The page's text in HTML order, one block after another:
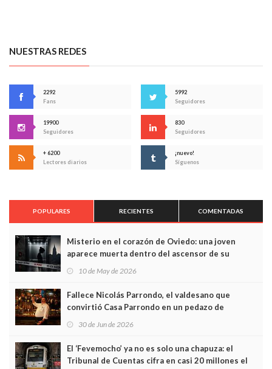
NUESTRAS REDES
2292
Fans
5992
Seguidores
19900
Seguidores
830
Seguidores
+ 6200
Lectores diarios
¡nuevo!
Síguenos
POPULARES RECIENTES COMENTADAS
Misterio en el corazón de Oviedo: una joven
aparece muerta dentro del ascensor de su
edificio y las cámaras captan sus últimos minutos
10 de May de 2026
Fallece Nicolás Parrondo, el valdesano que
convirtió Casa Parrondo en un pedazo de
Asturias en Madrid
30 de Jun de 2026
El ‘Fevemocho’ ya no es solo una chapuza: el
Tribunal de Cuentas cifra en casi 20 millones el